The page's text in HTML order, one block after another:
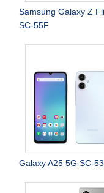
Samsung Galaxy Z
SC-55F
Galaxy A25 5G SC-